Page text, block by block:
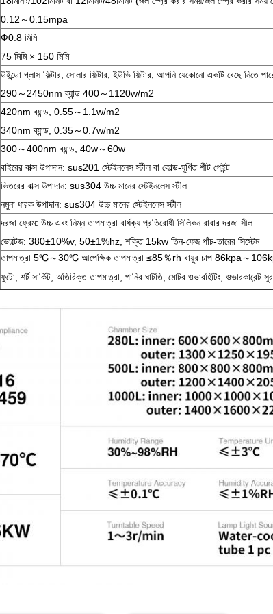
0.12～0.15mpa
Ф0.8 মিমি
75 মিমি × 150 মিমি
উইন্ডো গ্লাস ফিল্টার, সোলার ফিল্টার, ইউভি ফিল্টার, আপনি যেকোনো একটি বেছে নিতে
290～2450nm ব্যান্ড 400～1120w/m2
420nm ব্যান্ড, 0.55～1.1w/m2
340nm ব্যান্ড, 0.35～0.7w/m2
300～400nm ব্যান্ড, 40w～60w
বাইরের বাক্স উপাদান: sus201 স্টেইনলেস স্টীল বা কোল্ড-ঘূর্ণিত শীট পেইন্ট
ভিতরের বাক্স উপাদান: sus304 উচ্চ মানের স্টেইনলেস স্টীল
নমুনা ধারক উপাদান: sus304 উচ্চ মানের স্টেইনলেস স্টীল
দরজা ফ্রেম: উচ্চ এবং নিম্ন তাপমাত্রা বার্ধক্য প্রতিরোধী সিলিকন রাবার দরজা সীল
ভোল্টেজ: 380±10%v, 50±1%hz, শক্তি 15kw তিন-ফেজ পাঁচ-তারের সিস্টেম
তাপমাত্রা 5℃～30℃ আপেক্ষিক তাপমাত্রা ≤85％rh বায়ুর চাপ 86kpa～
ফুটো, শর্ট সার্কিট, অতিরিক্ত তাপমাত্রা, পানির ঘাটতি, মোটর ওভারহিটিং, ওভারকারেন্ট